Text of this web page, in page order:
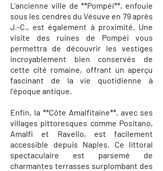
L'ancienne ville de **Pompéi**, enfouie
sous les cendres du Vésuve en 79 après
J.-C., est également à proximité. Une
visite des ruines de Pompéi vous
permettra de découvrir les vestiges
incroyablement bien conservés de
cette cité romaine, offrant un aperçu
fascinant de la vie quotidienne à
l'époque antique.
Enfin, la **Côte Amalfitaine**, avec ses
villages pittoresques comme Positano,
Amalfi et Ravello, est facilement
accessible depuis Naples. Ce littoral
spectaculaire est parsemé de
charmantes terrasses surplombant des